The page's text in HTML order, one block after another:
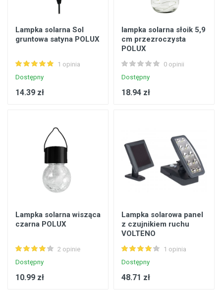
Lampka solarna Sol
gruntowa satyna POLUX
1 opinia
Dostępny
14.39 zł
lampka solarna słoik 5,9
cm przezroczysta
POLUX
0 opinii
Dostępny
18.94 zł
Lampka solarna wisząca
czarna POLUX
2 opinie
Dostępny
10.99 zł
Lampka solarowa panel
z czujnikiem ruchu
VOLTENO
1 opinia
Dostępny
48.71 zł